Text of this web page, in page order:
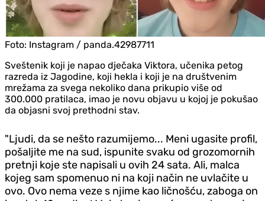
Foto: Instagram / panda.42987711
Sveštenik koji je napao dječaka Viktora, učenika petog
razreda iz Jagodine, koji hekla i koji je na društvenim
mrežama za svega nekoliko dana prikupio više od
300.000 pratilaca, imao je novu objavu u kojoj je pokušao
da objasni svoj prethodni stav.
"Ljudi, da se nešto razumijemo... Meni ugasite profil,
pošaljite me na sud, ispunite svaku od grozomornih
pretnji koje ste napisali u ovih 24 sata. Ali, malca
kojeg sam spomenuo ni na koji način ne uvlačite u
ovo. Ovo nema veze s njime kao ličnošću, zaboga on